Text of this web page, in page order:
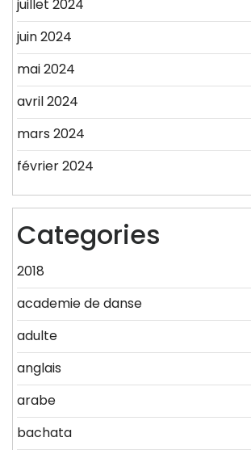
juillet 2024
juin 2024
mai 2024
avril 2024
mars 2024
février 2024
Categories
2018
academie de danse
adulte
anglais
arabe
bachata